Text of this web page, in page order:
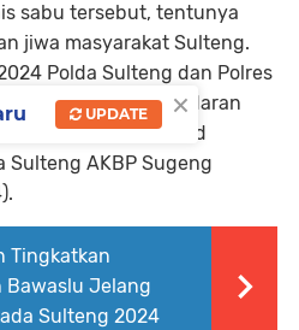
sabu tersebut, tentunya
jiwa masyarakat Sulteng.
Polda Sulteng dan Polres
634 kasus peredaran
kata Kasubbid
Sulteng AKBP Sugeng
Tingkatkan
Bawaslu Jelang
Sulteng 2024
×
UPDATE